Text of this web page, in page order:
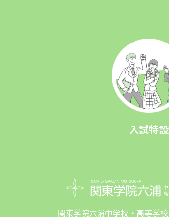
入試特設
関東学院六浦中学校・高等学校